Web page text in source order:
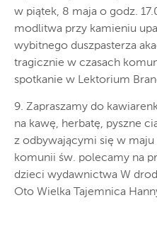
w piątek, 8 maja o godz.
modlitwa przy kamieniu
wybitnego duszpasterza
tragicznie w czasach
spotkanie w Lektorium
9. Zapraszamy do
na kawę, herbatę, pyszne
z odbywającymi się w
komunii św. polecamy na
dzieci wydawnictwa W
Oto Wielka Tajemnica